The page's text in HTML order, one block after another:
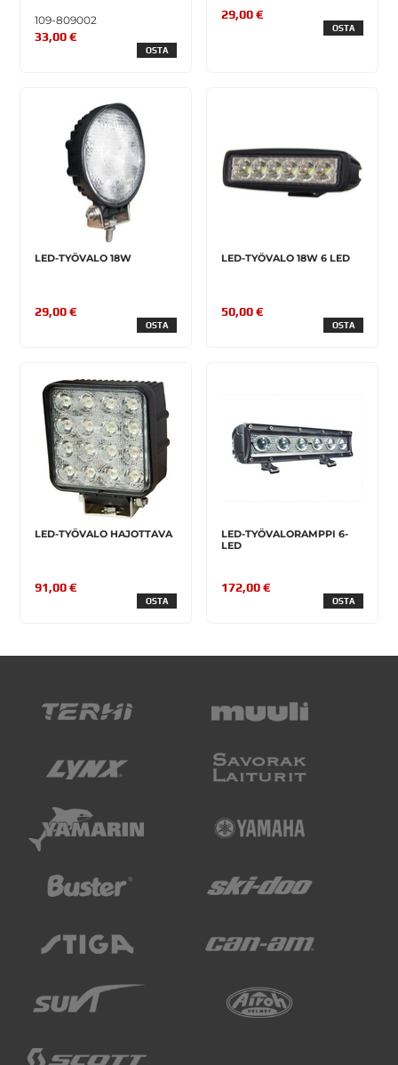
109-809002
33,00 €
OSTA
29,00 €
OSTA
LED-TYÖVALO 18W
29,00 €
OSTA
LED-TYÖVALO 18W 6 LED
50,00 €
OSTA
LED-TYÖVALO HAJOTTAVA
91,00 €
OSTA
LED-TYÖVALORAMPPI 6-
LED
172,00 €
OSTA